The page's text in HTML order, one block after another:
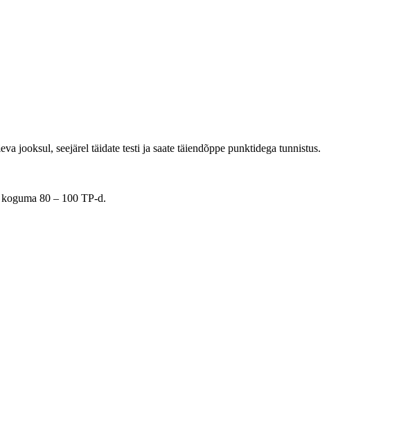
jooksul, seejärel täidate testi ja saate täiendõppe punktidega tunnistus.
80 – 100 TP-d.